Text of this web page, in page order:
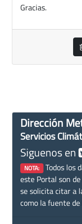
Gracias.
Dirección
Servicios
Siguenos en
NOTA: Todos los
este Portal son
se solicita citar a
como la fuente